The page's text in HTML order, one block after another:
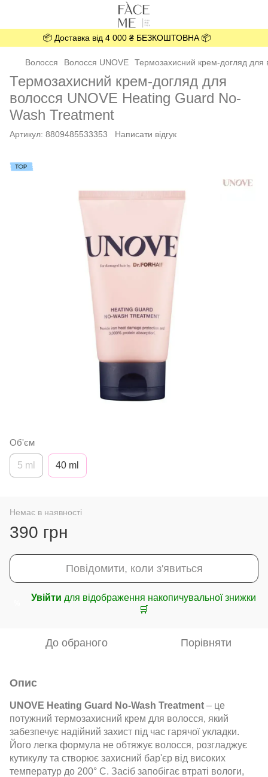
📦 Доставка від 4 000 ₴ БЕЗКОШТОВНА 📦
Волосся Волосся UNOVE Термозахисний крем-догляд
Термозахисний крем-догляд для
волосся UNOVE Heating Guard No-
Wash Treatment
Артикул: 8809485533353 Написати відгук
Об'єм
5 ml 40 ml
Немає в наявності
390 грн
Повідомити, коли з'явиться
Увійти для відображення накопичувальної знижки
🛒
До обраного Порівняти
Опис
UNOVE Heating Guard No-Wash Treatment – це
потужний термозахисний крем для волосся, який
забезпечує надійний захист під час гарячої укладки.
Його легка формула не обтяжує волосся, розгладжує
кутикулу та створює захисний бар'єр від високих
температур до 200° C. Засіб запобігає втраті вологи,